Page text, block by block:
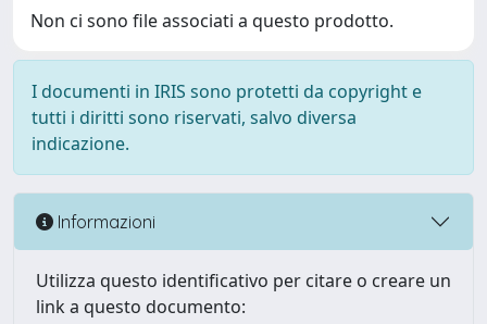
Non ci sono file associati a questo prodotto.
I documenti in IRIS sono protetti da copyright e
tutti i diritti sono riservati, salvo diversa
indicazione.
Informazioni
Utilizza questo identificativo per citare o creare un
link a questo documento: